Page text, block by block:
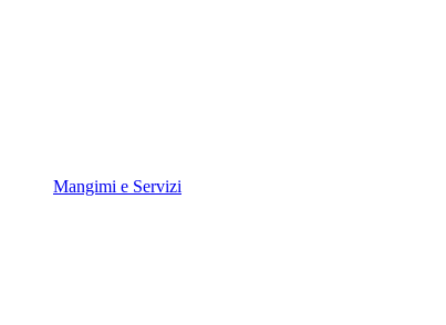
Mangimi e Servizi